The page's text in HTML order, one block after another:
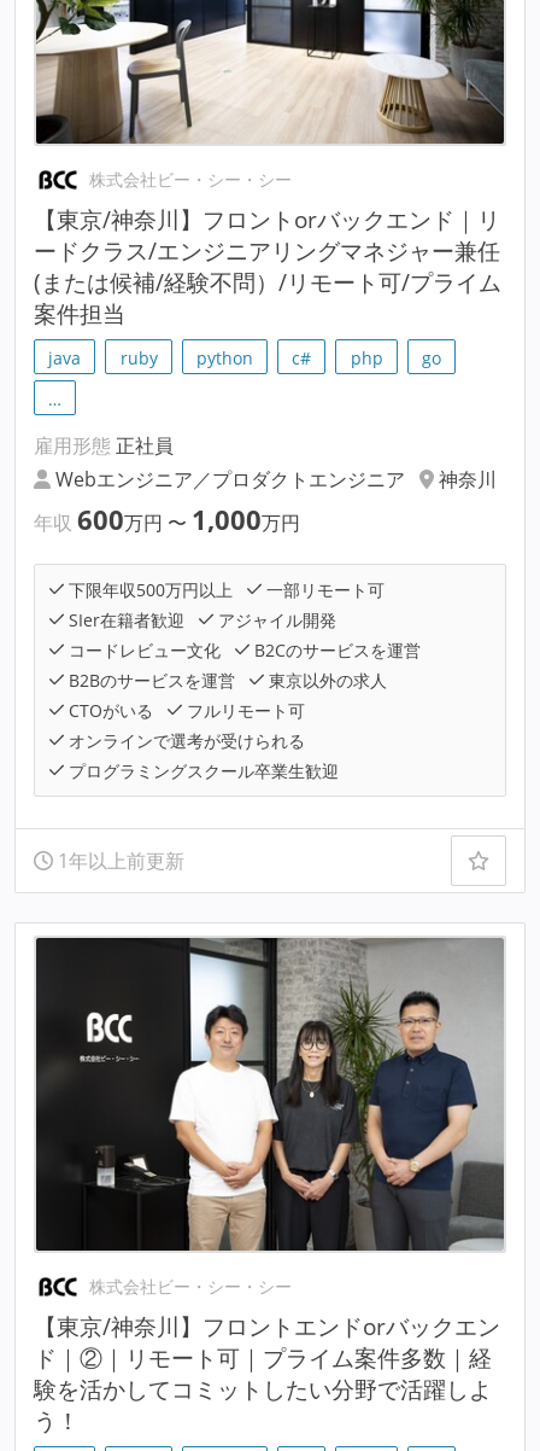
株式会社ビー・シー・シー
【東京/神奈川】フロントorバックエンド｜リ
ードクラス/エンジニアリングマネジャー兼任
(または候補/経験不問）/リモート可/プライム
案件担当
java ruby python c# php
go
…
雇用形態 正社員
Webエンジニア／プロダクトエンジニア
神奈川
年収 600万円 〜 1,000万円
下限年収500万円以上
一部リモート可
SIer在籍者歓迎
アジャイル開発
コードレビュー文化
B2Cのサービスを運営
B2Bのサービスを運営
東京以外の求人
CTOがいる
フルリモート可
オンラインで選考が受けられる
プログラミングスクール卒業生歓迎
1年以上前更新
株式会社ビー・シー・シー
【東京/神奈川】フロントエンドorバックエン
ド｜②｜リモート可｜プライム案件多数｜経
験を活かしてコミットしたい分野で活躍しよ
う！